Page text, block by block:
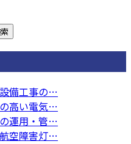
備工事の…
高い電気…
運用・管…
空障害灯…